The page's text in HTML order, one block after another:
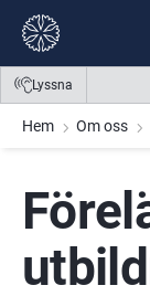
Gå till innehåll
Gå till meny
Gå till sidfot
Lyssna
Hem Om oss